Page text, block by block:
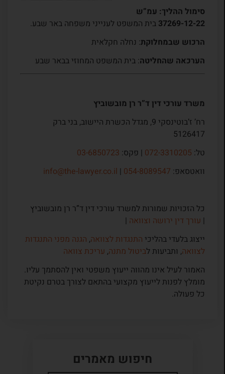
סימול ההליך: עמ”ש
37269-12-22 בית המשפט לענייני משפחה באר שבע.
הרכוש שבמחלוקת: נחלה חקלאית
הערכאה שהחליטה: בית המשפט המחוזי בבאר שבע
משרד עורכי דין ד”ר רן מובשוביץ
רח’ ז’בוטינסקי 9, מגדל הכשרת היישוב, בני ברק
5126417
טל: 072-3310205| פקס: 03-6850723
וואטסאפ: 054-8089547
|
info@the-lawyer.co.il
כל הזכויות שמורות למשרד עורכי דין ד”ר רן מובשוביץ
| עורך דין ירושה וצוואה|
ייצוג בלעדי בהליכי התנגדות לצוואה, הגנה מפני התנגדות
לצוואה, ותביעות לביטול מתנה, עריכת צוואה
האמור לעיל אינו מהווה ייעוץ משפטי ואין להסתמך עליו.
מומלץ לפנות לייעוץ מקצועי בהתאם לצורך בטרם נקיטת
כל פעולה.
חיפוש מאמרים